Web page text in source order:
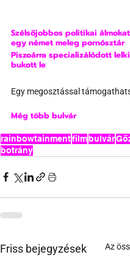
Szélsőjobbos politikai
egy német meleg pornósztár
Piszoárra specializálódott
bukott le
Egy megosztással
Még több bulvár
rainbowtainmentfilmbulvár
botrány
Friss bejegyzések Az